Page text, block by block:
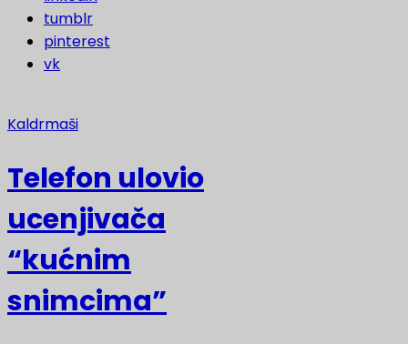
tumblr
pinterest
vk
Kaldrmaši
Telefon ulovio
ucenjivača
“kućnim
snimcima”